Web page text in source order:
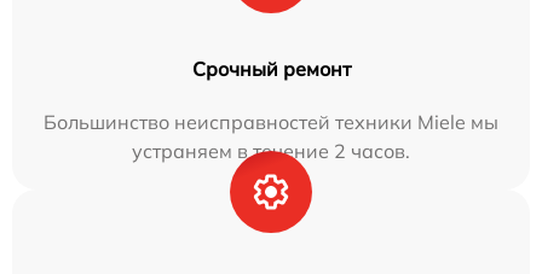
Срочный ремонт
Большинство неисправностей техники Miele мы
устраняем в течение 2 часов.